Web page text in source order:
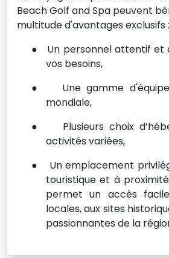
Beach Golf and Spa peuvent
multitude d'avantages exclusifs :
●
Un personnel attentif et
vos besoins,
●
Une gamme
mondiale,
●
Plusieurs choix
activités variées,
●
Un emplacement
touristique et à
permet un accès
locales, aux sites
passionnantes de la